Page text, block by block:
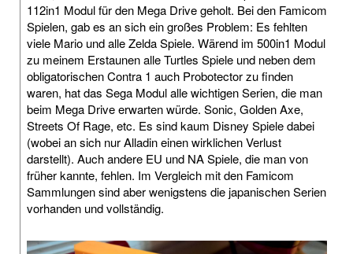
112in1 Modul für den Mega Drive geholt. Bei den Famicom
Spielen, gab es an sich ein großes Problem: Es fehlten
viele Mario und alle Zelda Spiele. Wärend im 500in1 Modul
zu meinem Erstaunen alle Turtles Spiele und neben dem
obligatorischen Contra 1 auch Probotector zu finden
waren, hat das Sega Modul alle wichtigen Serien, die man
beim Mega Drive erwarten würde. Sonic, Golden Axe,
Streets Of Rage, etc. Es sind kaum Disney Spiele dabei
(wobei an sich nur Alladin einen wirklichen Verlust
darstellt). Auch andere EU und NA Spiele, die man von
früher kannte, fehlen. Im Vergleich mit den Famicom
Sammlungen sind aber wenigstens die japanischen Serien
vorhanden und vollständig.